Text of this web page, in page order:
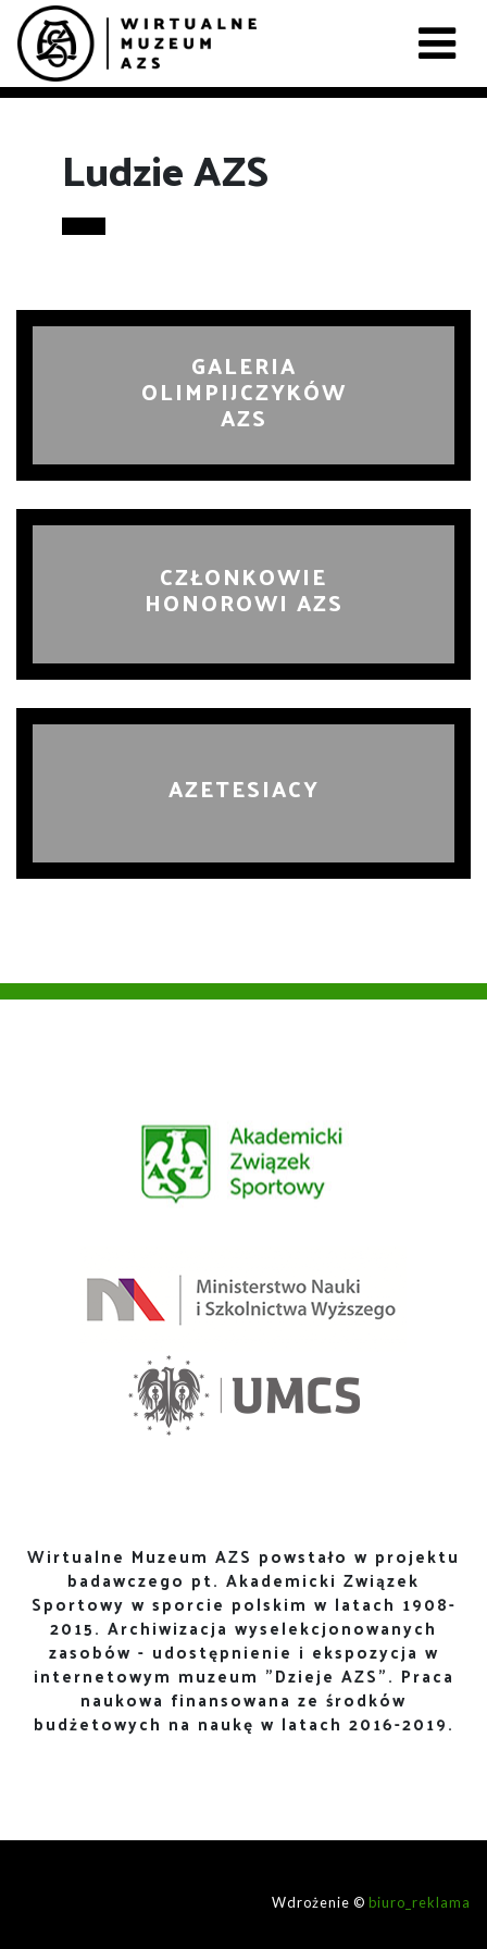
Ludzie AZS
GALERIA
OLIMPIJCZYKÓW
AZS
CZŁONKOWIE
HONOROWI AZS
AZETESIACY
Wirtualne Muzeum AZS powstało w projektu
badawczego pt. Akademicki Związek
Sportowy w sporcie polskim w latach 1908-
2015. Archiwizacja wyselekcjonowanych
zasobów - udostępnienie i ekspozycja w
internetowym muzeum "Dzieje AZS". Praca
naukowa finansowana ze środków
budżetowych na naukę w latach 2016-2019.
Wdrożenie © biuro_reklama